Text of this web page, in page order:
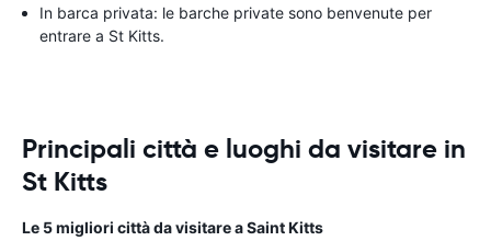
In barca privata: le barche private sono benvenute per
entrare a St Kitts.
Principali città e luoghi da visitare in
St Kitts
Le 5 migliori città da visitare a Saint Kitts